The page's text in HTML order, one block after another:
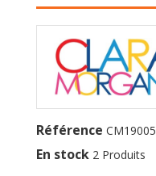
Référence CM19005
En stock 2 Produits